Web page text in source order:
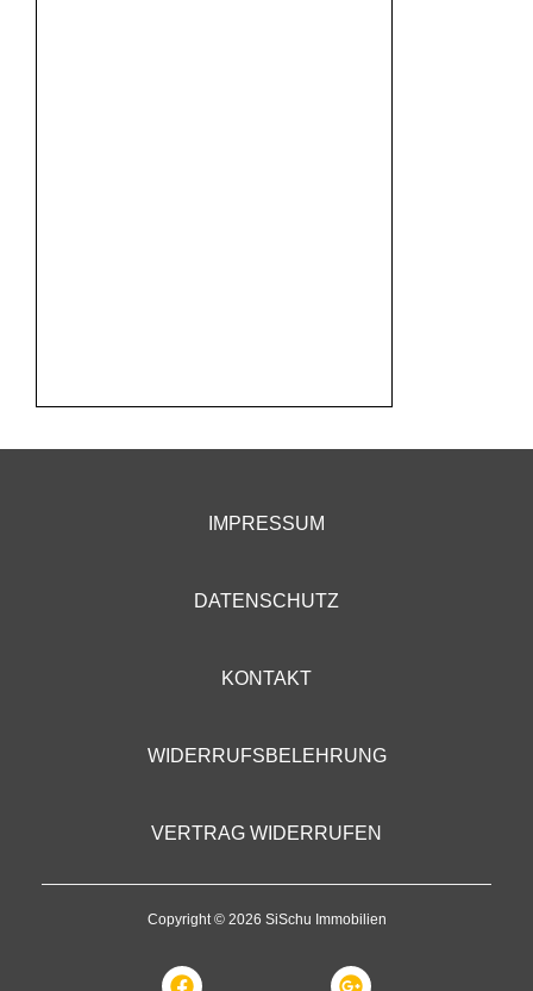
IMPRESSUM
DATENSCHUTZ
KONTAKT
WIDERRUFSBELEHRUNG
VERTRAG WIDERRUFEN
Copyright © 2026 SiSchu Immobilien